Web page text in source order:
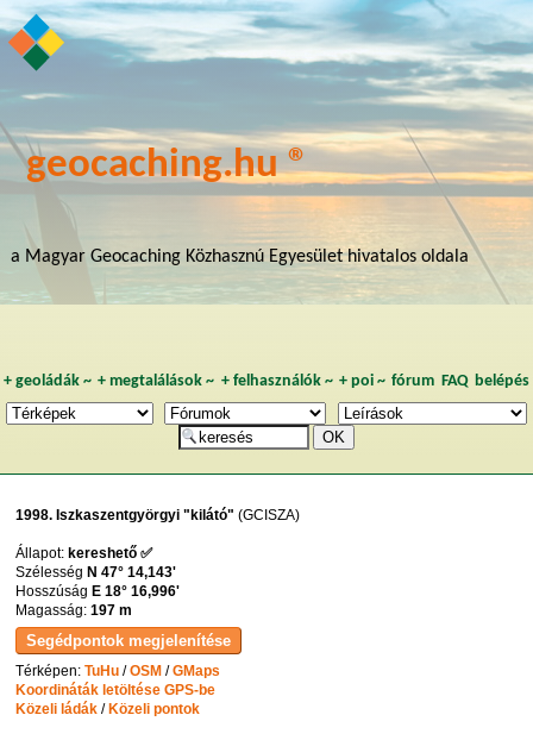
geocaching.hu ®
a Magyar Geocaching Közhasznú Egyesület hivatalos oldala
+ geoládák~ +megtalálások ~ + felhasználók~ + poi~ fórum FAQ belépés
1998. Iszkaszentgyörgyi "kilátó" (GCISZA)
Állapot:kereshető ✅
SzélességN 47° 14,143'
HosszúságE 18° 16,996'
Magasság:197 m
Térképen:TuHu /OSM /GMaps
Koordináták letöltése GPS-be
Közeli ládák / Közeli pontok